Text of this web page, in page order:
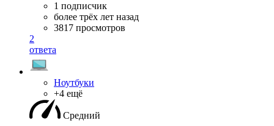
1 подписчик
более трёх лет назад
3817 просмотров
2
ответа
Ноутбуки
+4 ещё
Средний